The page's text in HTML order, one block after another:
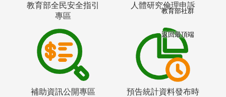
教育部全民安全指引
專區
人體研究倫理申訴
補助資訊公開專區
預告統計資料發布時
教育部社群
返回最頂端